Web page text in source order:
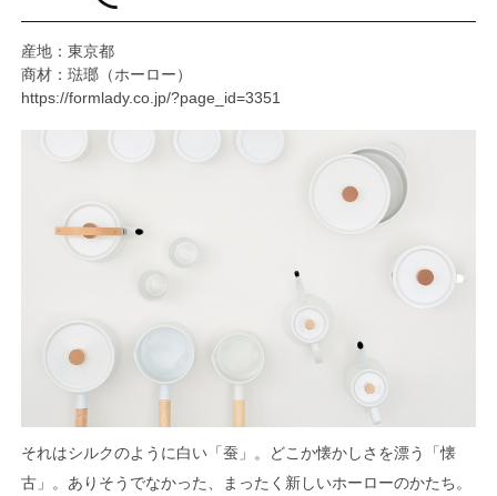
産地：東京都
商材：琺瑯（ホーロー）
https://formlady.co.jp/?page_id=3351
それはシルクのように白い「蚕」。どこか懐かしさを漂う「懐
古」。ありそうでなかった、まったく新しいホーローのかたち。